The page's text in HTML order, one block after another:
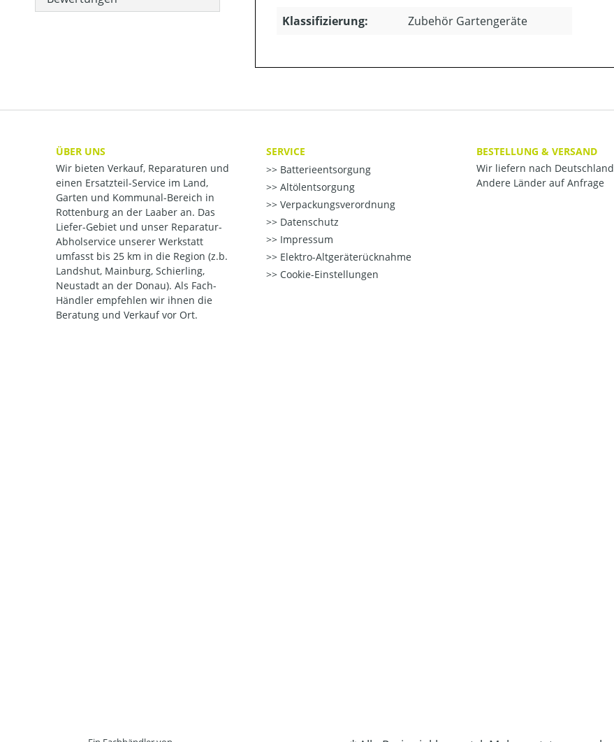
Klassifizierung: Zubehör Gartengeräte
ÜBER UNS
Wir bieten Verkauf, Reparaturen und
einen Ersatzteil-Service im Land,
Garten und Kommunal-Bereich in
Rottenburg an der Laaber an. Das
Liefer-Gebiet und unser Reparatur-
Abholservice unserer Werkstatt
umfasst bis 25 km in die Region (z.b.
Landshut, Mainburg, Schierling,
Neustadt an der Donau). Als Fach-
Händler empfehlen wir ihnen die
Beratung und Verkauf vor Ort.
SERVICE
Batterieentsorgung
Altölentsorgung
Verpackungsverordnung
Datenschutz
Impressum
Elektro-Altgeräterücknahme
Cookie-Einstellungen
BESTELLUNG & VERSAND
Wir liefern nach Deutschland
Andere Länder auf Anfrage